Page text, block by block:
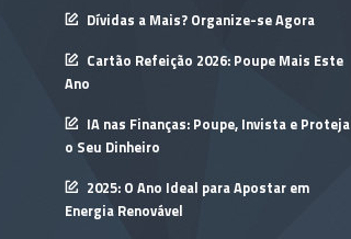
Dívidas a Mais? Organize-se Agora
Cartão Refeição 2026: Poupe Mais Este
Ano
IA nas Finanças: Poupe, Invista e Proteja
o Seu Dinheiro
2025: O Ano Ideal para Apostar em
Energia Renovável